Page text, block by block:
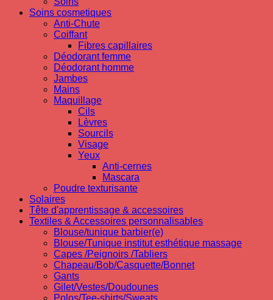
Soins cosmetiques
Anti-Chute
Coiffant
Fibres capillaires
Déodorant femme
Déodorant homme
Jambes
Mains
Maquillage
Cils
Lèvres
Sourcils
Visage
Yeux
Anti-cernes
Mascara
Poudre texturisante
Solaires
Tête d'apprentissage & accessoires
Textiles & Accessoires personnalisables
Blouse/tunique barbier(e)
Blouse/Tunique institut esthétique massage
Capes /Peignoirs /Tabliers
Chapeau/Bob/Casquette/Bonnet
Gants
Gilet/Vestes/Doudounes
Polos/Tee-shirts/Sweats